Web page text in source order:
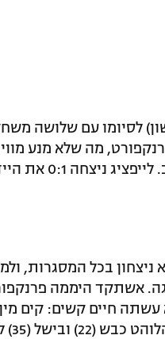
מה שלא מנע
לצאת לפגרת
בכל המסגרות,